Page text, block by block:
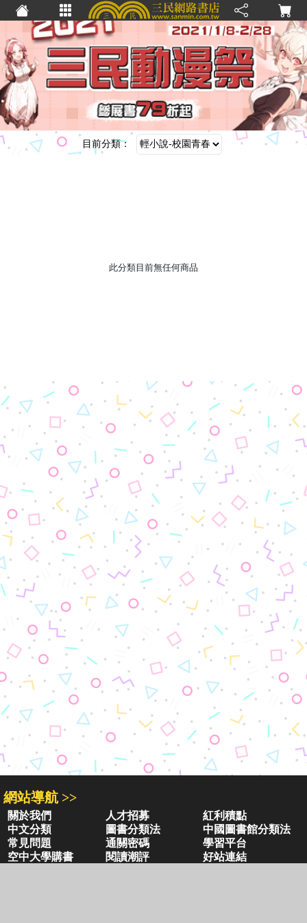
目前分類：
此分類目前無任何商品
網站導航 >>
關於我們 人才招募
紅利積點
中文分類
圖書分類法
中國圖書館分類法
常見問題
通關密碼
學習平台
空中大學購書
閱讀潮評 好站連結